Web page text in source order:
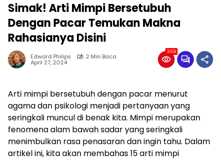
Simak! Arti Mimpi Bersetubuh
Dengan Pacar Temukan Makna
Rahasianya Disini
Edward Philips 2 Min Baca
April 27, 2024
369
Arti mimpi bersetubuh dengan pacar menurut
agama dan psikologi menjadi pertanyaan yang
seringkali muncul di benak kita. Mimpi merupakan
fenomena alam bawah sadar yang seringkali
menimbulkan rasa penasaran dan ingin tahu. Dalam
artikel ini, kita akan membahas 15 arti mimpi